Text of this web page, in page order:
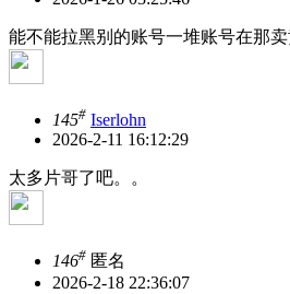
能不能拉黑别的账号一堆账号在那
145# Iserlohn
2026-2-11 16:12:29
太多片哥了吧。。
146# 匿名
2026-2-18 22:36:07